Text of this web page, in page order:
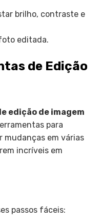
brilho, contraste e
editada.
de Edição
edição de imagem
para
mudanças em várias
incríveis em
passos fáceis: